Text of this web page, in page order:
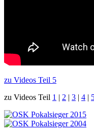
zu Videos Teil 5
zu Videos Teil 1 | 2 | 3 | 4 |